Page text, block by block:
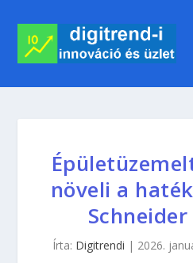
növeli a
Írta: Digitrendi | 2026.